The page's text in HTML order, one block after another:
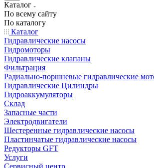
Каталог
По всему сайту
По каталогу
Каталог
Гидравлические насосы
Гидромоторы
Гидравлические клапаны
Фильтрация
Радиально-поршневые гидравлические
Гидравлические Цилиндры
Гидроаккумуляторы
Склад
Запасные части
Электродвигатели
Шестеренные гидравлические насосы
Пластинчатые гидравлические насосы
Редукторы GFT
Услуги
Сервисный центр